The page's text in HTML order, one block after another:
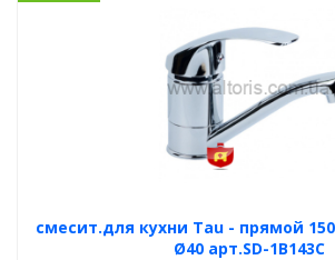
смесит.для кухни Tau - прямой
Ø40 арт.SD-1B143C